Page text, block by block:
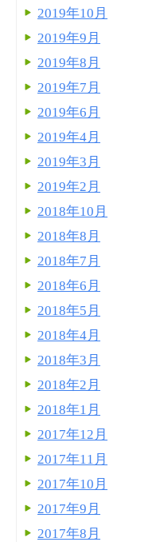
2019年10月
2019年9月
2019年8月
2019年7月
2019年6月
2019年4月
2019年3月
2019年2月
2018年10月
2018年8月
2018年7月
2018年6月
2018年5月
2018年4月
2018年3月
2018年2月
2018年1月
2017年12月
2017年11月
2017年10月
2017年9月
2017年8月